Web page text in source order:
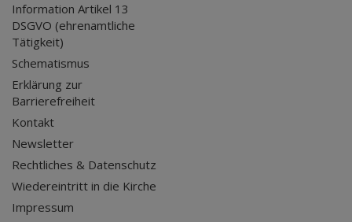
Information Artikel 13
DSGVO (ehrenamtliche
Tätigkeit)
Schematismus
Erklärung zur
Barrierefreiheit
Kontakt
Newsletter
Rechtliches & Datenschutz
Wiedereintritt in die Kirche
Impressum